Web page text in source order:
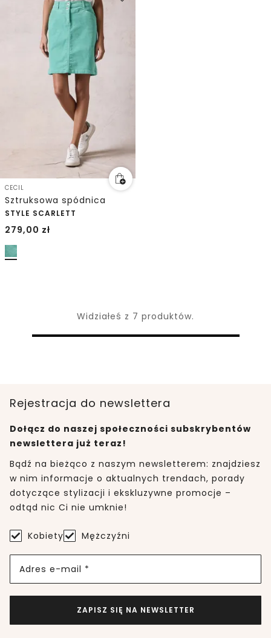
CECIL
Sztruksowa spódnica
STYLE SCARLETT
279,00 zł
Widziałeś z 7 produktów.
Rejestracja do newslettera
Dołącz do naszej społeczności subskrybentów
newslettera już teraz!
Bądź na bieżąco z naszym newsletterem: znajdziesz
w nim informacje o aktualnych trendach, porady
dotyczące stylizacji i ekskluzywne promocje –
odtąd nic Ci nie umknie!
Kobiety Mężczyźni
Adres e-mail *
ZAPISZ SIĘ NA NEWSLETTER